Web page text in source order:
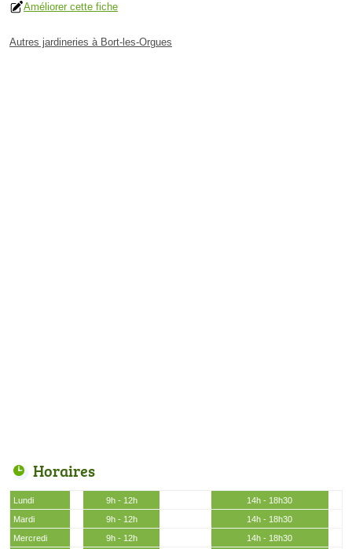
Améliorer cette fiche
Autres jardineries à Bort-les-Orgues
Horaires
Lundi 9h - 12h
14h - 18h30
Mardi
9h - 12h
14h - 18h30
Mercredi
9h - 12h
14h - 18h30